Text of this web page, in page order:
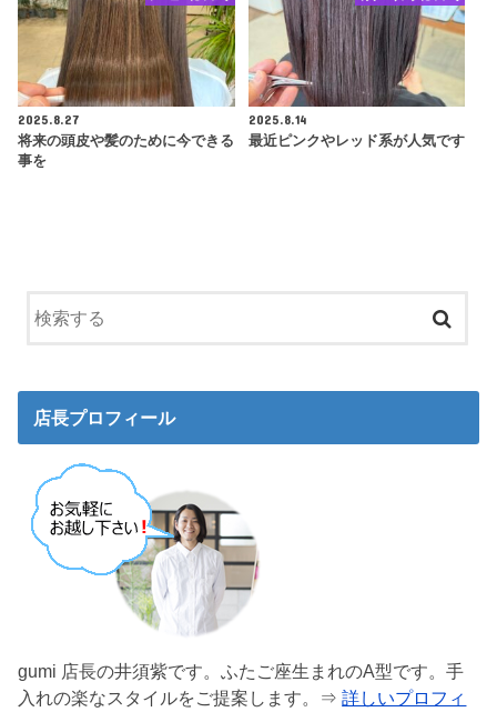
2025.8.27
将来の頭皮や髪のために今できる
事を
2025.8.14
最近ピンクやレッド系が人気です
店長プロフィール
gumi 店長の井須紫です。ふたご座生まれのA型です。手
入れの楽なスタイルをご提案します。⇒詳しいプロフィ